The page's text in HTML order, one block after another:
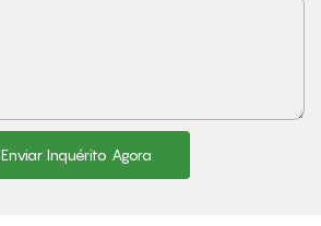
Enviar Inquérito Agora